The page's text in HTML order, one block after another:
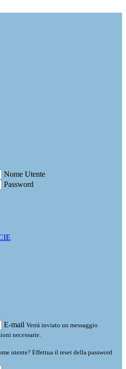
Nome Utente
Password
E-mail Verrà inviato un messaggio
necessarie.
utente? Effettua il reset della password